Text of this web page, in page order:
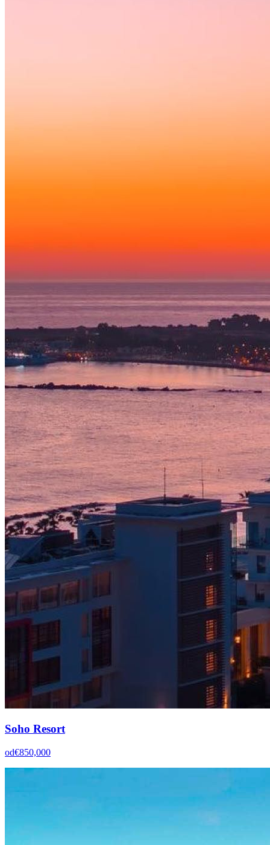
Soho Resort
od€850,000